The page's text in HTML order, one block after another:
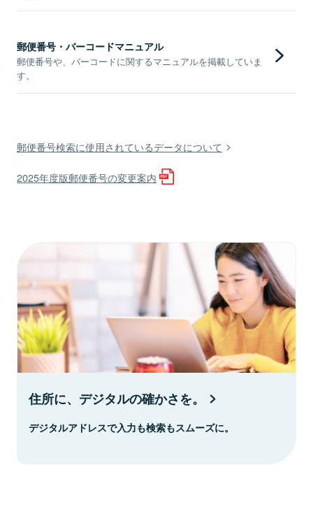
郵便番号・バーコードマニュアル
郵便番号や、バーコードに関するマニュアルを掲載していま
す。
郵便番号検索に使用されているデータについて
2025年度版郵便番号の変更案内
住所に、デジタルの確かさを。
デジタルアドレスで入力も検索もスムーズに。